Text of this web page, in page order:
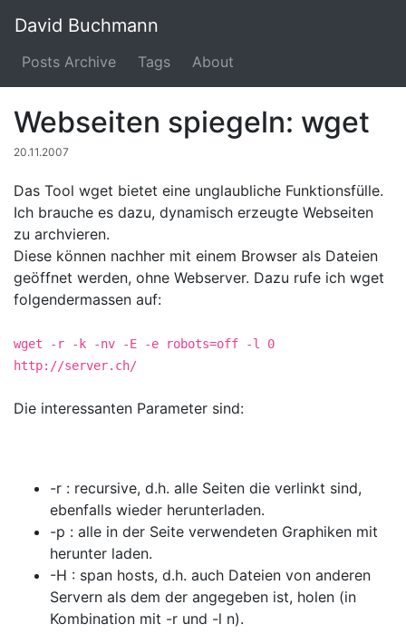
David Buchmann
Posts Archive Tags About
Webseiten spiegeln: wget
20.11.2007
Das Tool wget bietet eine unglaubliche Funktionsfülle.
Ich brauche es dazu, dynamisch erzeugte Webseiten
zu archvieren.
Diese können nachher mit einem Browser als Dateien
geöffnet werden, ohne Webserver. Dazu rufe ich wget
folgendermassen auf:
wget -r -k -nv -E -e robots=off -l 0
http://server.ch/
Die interessanten Parameter sind:
-r : recursive, d.h. alle Seiten die verlinkt sind,
ebenfalls wieder herunterladen.
-p : alle in der Seite verwendeten Graphiken mit
herunter laden.
-H : span hosts, d.h. auch Dateien von anderen
Servern als dem der angegeben ist, holen (in
Kombination mit -r und -l n).